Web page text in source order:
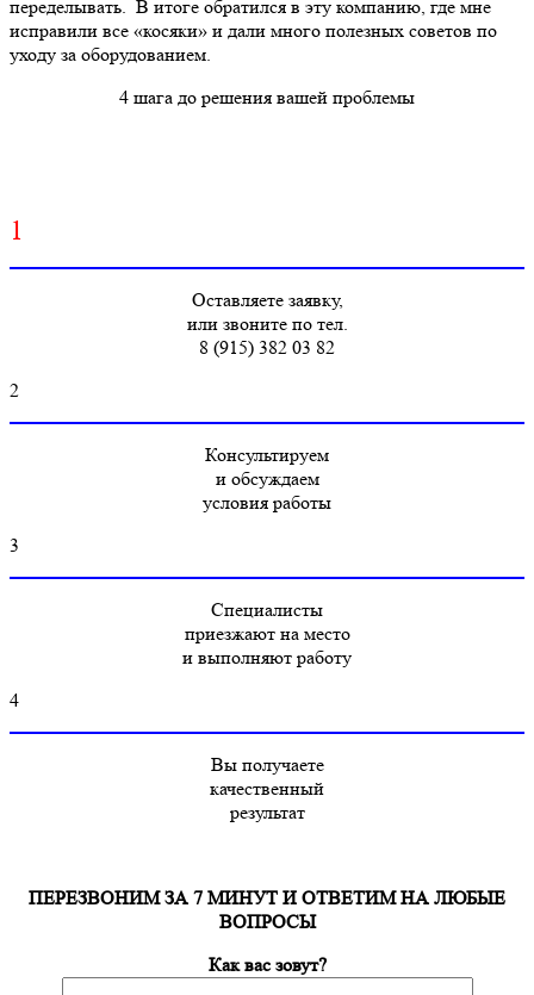
переделывать. В итоге обратился в эту компанию, где мне
исправили все «косяки» и дали много полезных советов по
уходу за оборудованием.
4 шага до решения вашей проблемы
1
Оставляете заявку,
или звоните по тел.
8 (915) 382 03 82
2
Консультируем
и обсуждаем
условия работы
3
Специалисты
приезжают на место
и выполняют работу
4
Вы получаете
качественный
результат
ПЕРЕЗВОНИМ ЗА 7 МИНУТ И ОТВЕТИМ НА ЛЮБЫЕ
ВОПРОСЫ
Как вас зовут?